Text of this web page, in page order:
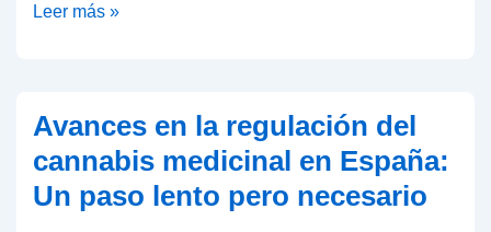
España
medicinal
del
cannabis
Leer más »
Avances en la regulación del
cannabis medicinal en España:
Un paso lento pero necesario